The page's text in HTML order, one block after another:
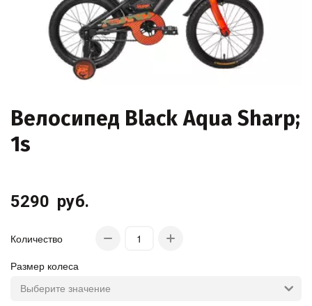
Велосипед Black Aqua Sharp;
1s
5290 руб.
Количество
Размер колеса